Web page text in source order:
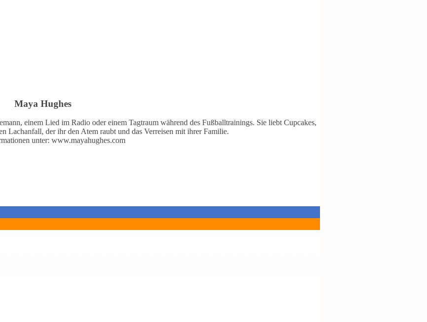
Maya Hughes
einem Lied im Radio oder einem Tagtraum während des Fußballtrainings. Sie liebt Cupcakes,
Lachanfall, der ihr den Atem raubt und das Verreisen mit ihrer Familie.
unter: www.mayahughes.com